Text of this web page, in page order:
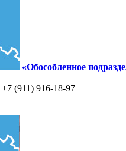
«Обособленное
(911) 916-18-97